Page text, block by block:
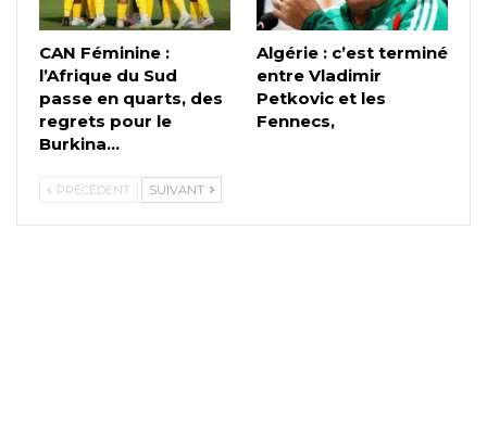
CAN Féminine :
l’Afrique du Sud
passe en quarts, des
regrets pour le
Burkina…
Algérie : c’est terminé
entre Vladimir
Petkovic et les
Fennecs,
PRÉCÉDENT SUIVANT